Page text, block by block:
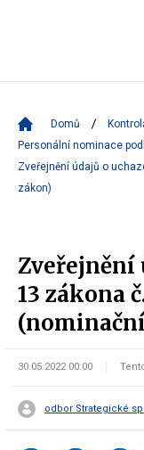
Domů
Personální nominace
Zveřejnění údajů o
zákon)
Zveřejnění
13 zákona
30.05.2022 00:00
odbor Strategické